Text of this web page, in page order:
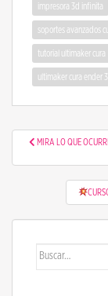
impresora 3d infinita
soportes avanzados
tutorial ultimaker cura
ultimaker cura ender 3
Navegación
MIRA LO QUE
Buscar: